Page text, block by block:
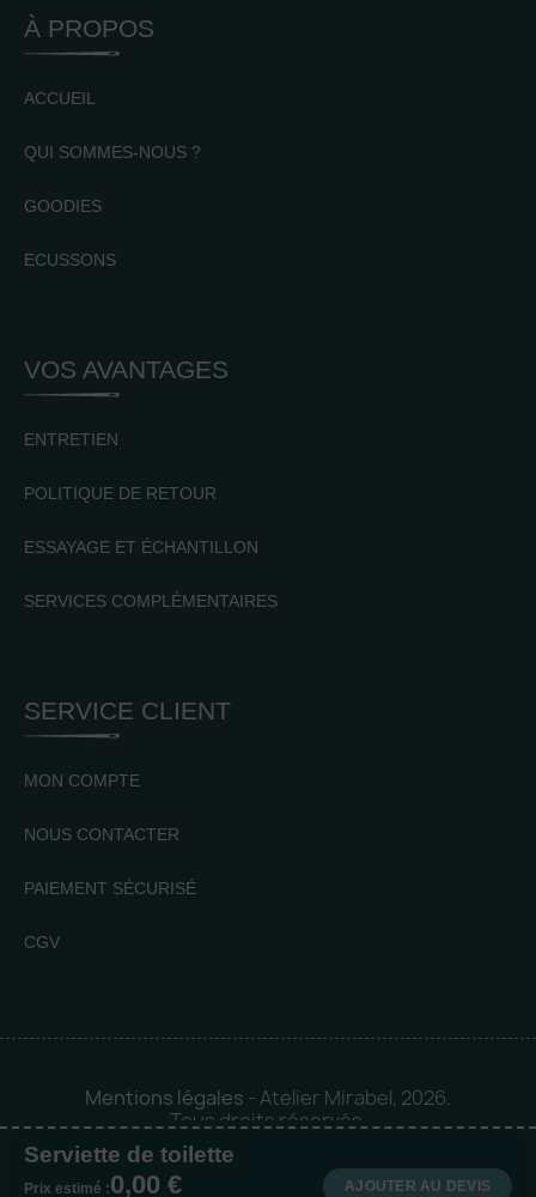
Serviette de toilette
Prix estimé :0,00 € AJOUTER AU DEVIS
À PROPOS
ACCUEIL
QUI SOMMES-NOUS ?
GOODIES
ECUSSONS
VOS AVANTAGES
ENTRETIEN
POLITIQUE DE RETOUR
ESSAYAGE ET ÉCHANTILLON
SERVICES COMPLÉMENTAIRES
SERVICE CLIENT
MON COMPTE
NOUS CONTACTER
PAIEMENT SÉCURISÉ
CGV
Mentions légales - Atelier Mirabel, 2026.
Tous droits réservés.
Mise en orbite 🪐 byLogia |
Agence web et communication